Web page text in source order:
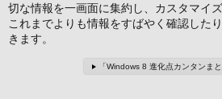
切な情報を一画面に集約し、カスタマイズ
これまでよりも情報をすばやく確認した
きます。
「Windows 8 進化点カンタンま